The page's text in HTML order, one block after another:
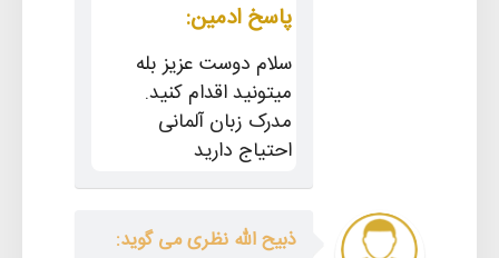
پاسخ ادمین:
سلام دوست عزیز بله
میتونید اقدام کنید.
مدرک زبان آلمانی
احتیاج دارید
ذبیح الله نظری می گوید: